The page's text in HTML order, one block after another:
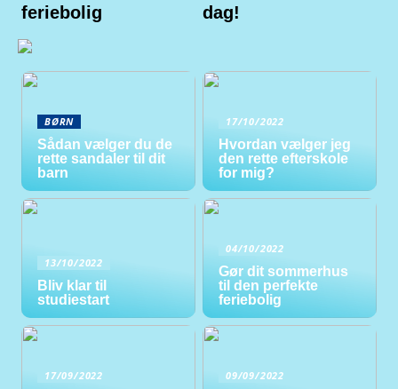
feriebolig
dag!
BØRN
Sådan vælger du de
rette sandaler til dit
barn
17/10/2022
Hvordan vælger jeg
den rette efterskole
for mig?
13/10/2022
Bliv klar til
studiestart
04/10/2022
Gør dit sommerhus
til den perfekte
feriebolig
17/09/2022 09/09/2022